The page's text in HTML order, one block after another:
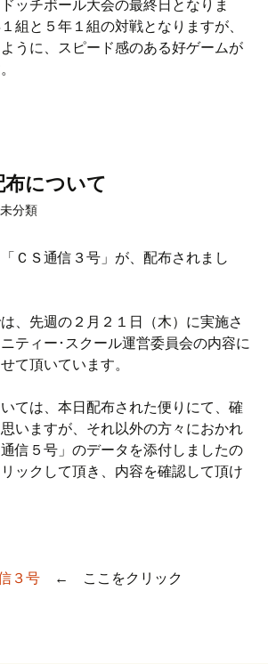
ッチボール大会の最終日となりま
組と５年１組の対戦となりますが、
うに、スピード感のある好ゲームが
布について
未分類
ＣＳ通信３号」が、配布されまし
、先週の２月２１日（木）に実施さ
ティー･スクール運営委員会の内容に
て頂いています。
ては、本日配布された便りにて、確
いますが、それ以外の方々におかれ
信５号」のデータを添付しましたの
ックして頂き、内容を確認して頂け
３号 ← ここをクリック